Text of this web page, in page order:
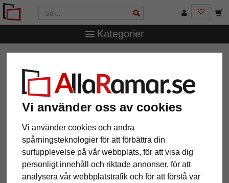
Vi använder oss av cookies
Vi använder cookies och andra
spårningsteknologier för att förbättra din
surfupplevelse på vår webbplats, för att visa dig
personligt innehåll och riktade annonser, för att
analysera vår webbplatstrafik och för att förstå var
Kategorier
Träram Alexandra